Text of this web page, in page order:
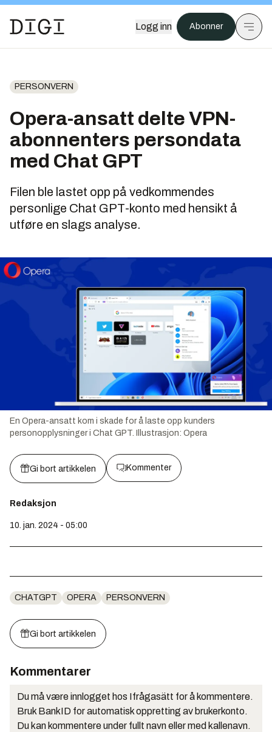
Logg inn Abonner
PERSONVERN
Opera-ansatt delte VPN-
abonnenters persondata
med Chat GPT
Filen ble lastet opp på vedkommendes
personlige Chat GPT-konto med hensikt å
utføre en slags analyse.
En Opera-ansatt kom i skade for å laste opp kunders
personopplysninger i Chat GPT.
Illustrasjon: Opera
Gi bort artikkelen Kommenter
Redaksjon
10. jan. 2024 - 05:00
CHATGPT OPERA PERSONVERN
Gi bort artikkelen
Kommentarer
Du må være innlogget hos Ifrågasätt for å kommentere.
Bruk BankID for automatisk oppretting av brukerkonto.
Du kan kommentere under fullt navn eller med kallenavn.